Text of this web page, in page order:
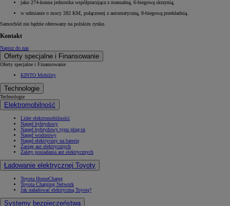
jako 274-konna jednostka współpracująca z manualną, 6-biegową skrzynią,
w odmianie o mocy 282 KM, połączonej z automatyczną, 8-biegową przekładnią.
Samochód nie będzie oferowany na polskim rynku.
Kontakt
Napisz do nas
Oferty specjalne i Finansowanie
Oferty specjalne i Finansowanie
KINTO Mobility
Technologie
Technologie
Elektromobilność
Lider elektromobilności
Napęd hybrydowy
Napęd hybrydowy typu plug-in
Napęd wodorowy
Napęd elektryczny na baterię
Zasięg aut elektrycznych
Zalety posiadania aut elektrycznych
Ładowanie elektrycznej Toyoty
Toyota HomeCharge
Toyota Charging Network
Jak naładować elektryczną Toyotę?
Systemy bezpieczeństwa